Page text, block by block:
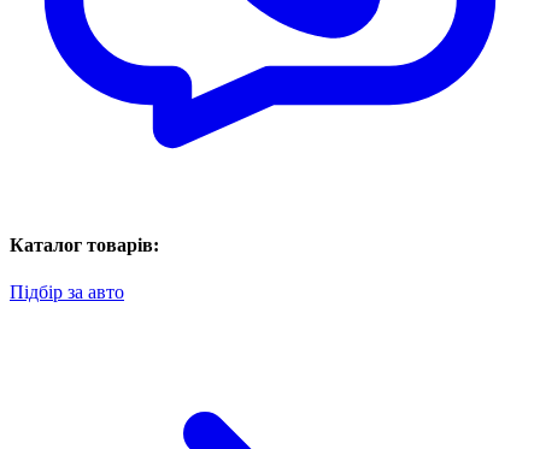
Каталог товарів:
Підбір за авто